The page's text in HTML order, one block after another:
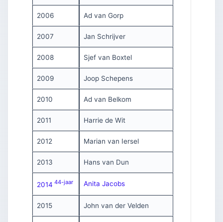
2006 Ad van Gorp
2007 Jan Schrijver
2008 Sjef van Boxtel
2009 Joop Schepens
2010 Ad van Belkom
2011 Harrie de Wit
2012 Marian van Iersel
2013 Hans van Dun
2014 44-jaar Anita Jacobs
2015 John van der Velden